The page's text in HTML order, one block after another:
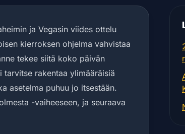
ja Vegasin viides ottelu
kierroksen ohjelma vahvistaa
tekee siitä koko päivän
tarvitse rakentaa ylimääräisiä
asetelma puhuu jo itsestään.
-vaiheeseen, ja seuraava